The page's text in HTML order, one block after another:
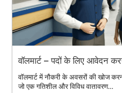
वॉलमार्ट – पदों के लिए आवेदन
वॉलमार्ट में नौकरी के अवसरों की खोज
जो एक गतिशील और विविध वातावरण...